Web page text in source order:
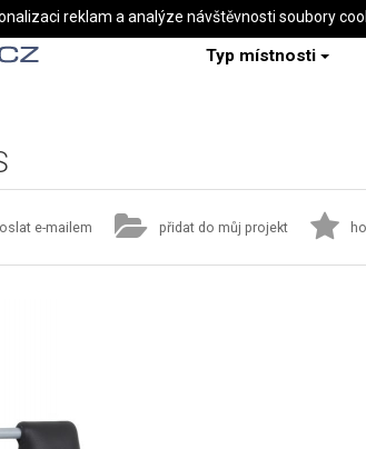
Typ místnosti
e-mailem přidat do můj projekt
reklam a analýze návštěvnosti soubory